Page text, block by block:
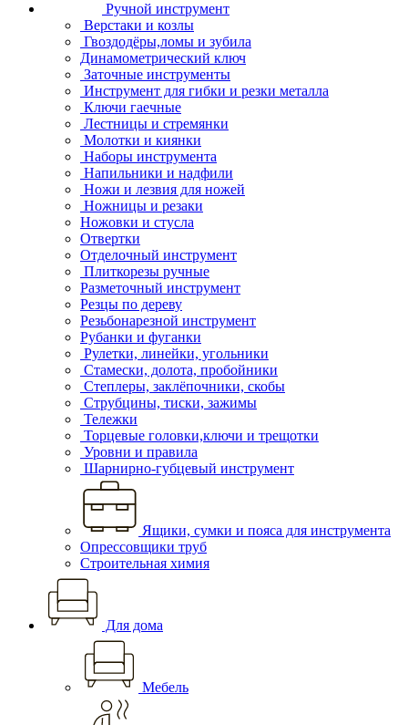
Ручной инструмент
Верстаки и козлы
Гвоздодёры,ломы и зубила
Динамометрический ключ
Заточные инструменты
Инструмент для гибки и резки металла
Ключи гаечные
Лестницы и стремянки
Молотки и киянки
Наборы инструмента
Напильники и надфили
Ножи и лезвия для ножей
Ножницы и резаки
Ножовки и стусла
Отвертки
Отделочный инструмент
Плиткорезы ручные
Разметочный инструмент
Резцы по дереву
Резьбонарезной инструмент
Рубанки и фуганки
Рулетки, линейки, угольники
Стамески, долота, пробойники
Степлеры, заклёпочники, скобы
Струбцины, тиски, зажимы
Тележки
Торцевые головки,ключи и трещотки
Уровни и правила
Шарнирно-губцевый инструмент
Ящики, сумки и пояса для инструмента
Опрессовщики труб
Строительная химия
Для дома
Мебель